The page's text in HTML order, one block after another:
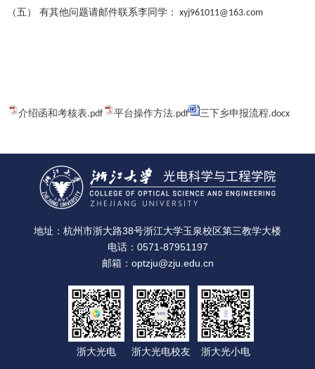
（五） 有其他问题请邮件联系李同学： xyj961011@163.com
介绍函和考核表.pdf 平台操作方法.pdf 三下乡申报流程.docx
地址：杭州市浙大路38号浙江大学玉泉校区第三教学大楼
电话：0571-87951197
邮箱：optzju@zju.edu.cn
浙大光电 浙大光电校友 浙大光小电